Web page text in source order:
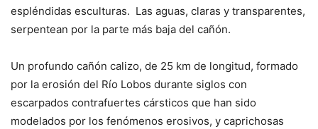
espléndidas esculturas. Las aguas, claras y transparentes,
serpentean por la parte más baja del cañón.
Un profundo cañón calizo, de 25 km de longitud, formado
por la erosión del Río Lobos durante siglos con
escarpados contrafuertes cársticos que han sido
modelados por los fenómenos erosivos, y caprichosas